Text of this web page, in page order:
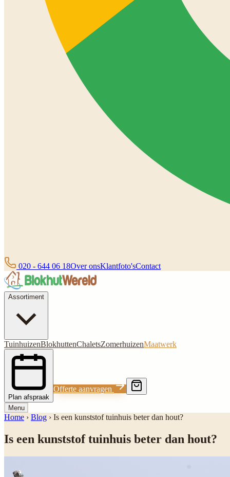
020 - 644 06 18Over onsKlantfoto'sContact
Assortiment
TuinhuizenBlokhuttenChaletsZomerhuizenMaatwerk
Plan afspraak
Offerte aanvragen
Menu
Home › Blog › Is een kunststof tuinhuis beter dan hout?
Is een kunststof tuinhuis beter dan hout?